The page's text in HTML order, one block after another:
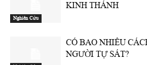
Nghiên Cứu
KINH THÁNH
CÓ BAO NHIÊU
NGƯỜI TỰ SÁT?